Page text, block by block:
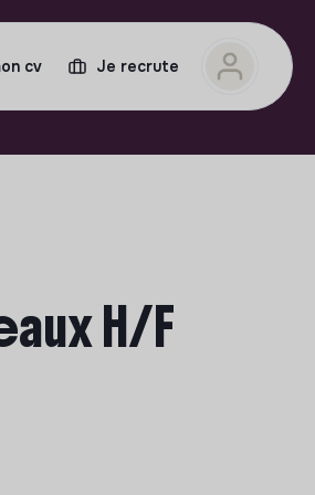
cv Je recrute
H/F